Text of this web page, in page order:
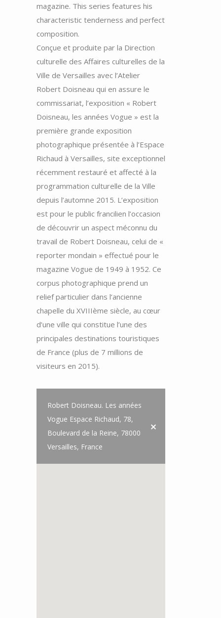
magazine. This series features his
characteristic tenderness and perfect
composition.
Conçue et produite par la Direction
culturelle des Affaires culturelles de la
Ville de Versailles avec l’Atelier
Robert Doisneau qui en assure le
commissariat, l’exposition « Robert
Doisneau, les années Vogue » est la
première grande exposition
photographique présentée à l’Espace
Richaud à Versailles, site exceptionnel
récemment restauré et affecté à la
programmation culturelle de la Ville
depuis l’automne 2015. L’exposition
est pour le public francilien l’occasion
de découvrir un aspect méconnu du
travail de Robert Doisneau, celui de «
reporter mondain » effectué pour le
magazine Vogue de 1949 à 1952. Ce
corpus photographique prend un
relief particulier dans l’ancienne
chapelle du XVIIIème siècle, au cœur
d’une ville qui constitue l’une des
principales destinations touristiques
de France (plus de 7 millions de
visiteurs en 2015).
Robert Doisneau. Les années
Vogue Espace Richaud, 78,
Boulevard de la Reine, 78000
Versailles, France